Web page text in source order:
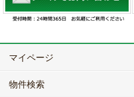
マイページ
物件検索